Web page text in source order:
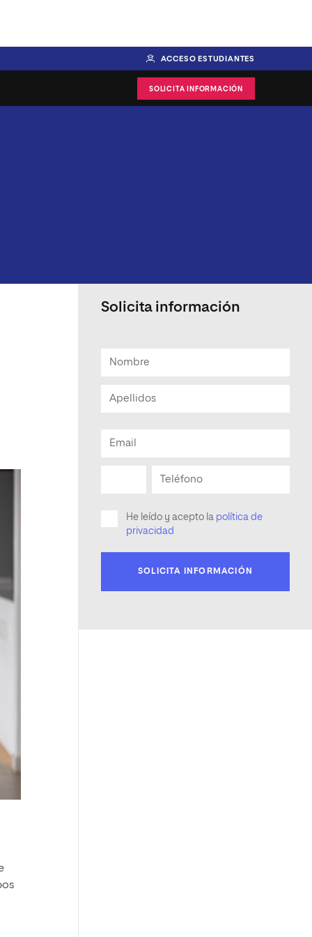
ACCESO ESTUDIANTES
SOLICITA INFORMACIÓN
Solicita información